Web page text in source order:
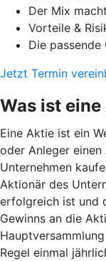
Der Mix
Vorteile &
Die passende
Jetzt Termin
Was ist
Eine Aktie ist ein
oder Anleger
Unternehmen
Aktionär des
erfolgreich ist und
Gewinns an die
Regel einmal